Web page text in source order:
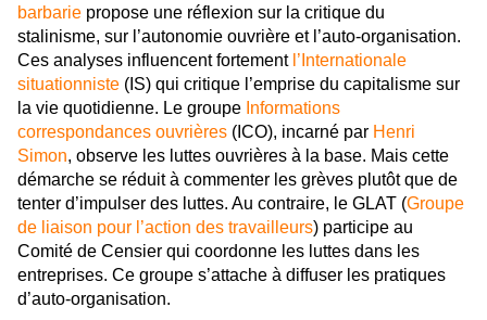
barbarie propose une réflexion sur la critique du
stalinisme, sur l’autonomie ouvrière et l’auto-organisation.
Ces analyses influencent fortement l’Internationale
situationniste (IS) qui critique l’emprise du capitalisme sur
la vie quotidienne. Le groupe Informations
correspondances ouvrières (ICO), incarné par Henri
Simon, observe les luttes ouvrières à la base. Mais cette
démarche se réduit à commenter les grèves plutôt que de
tenter d’impulser des luttes. Au contraire, le GLAT (Groupe
de liaison pour l’action des travailleurs) participe au
Comité de Censier qui coordonne les luttes dans les
entreprises. Ce groupe s’attache à diffuser les pratiques
d’auto-organisation.